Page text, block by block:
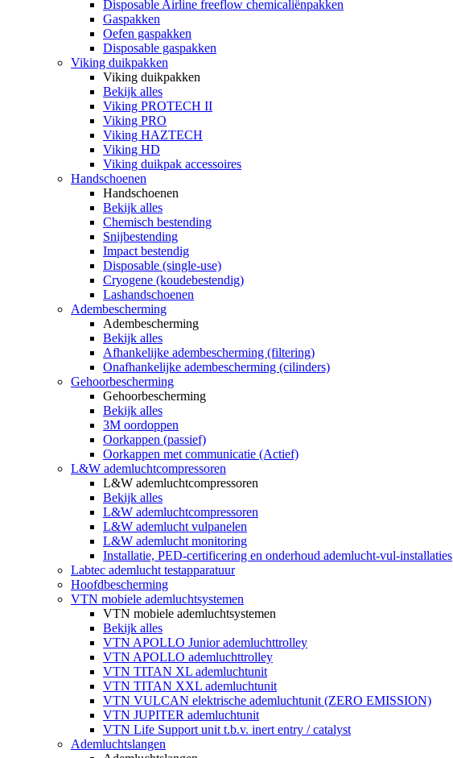
Disposable Airline freeflow chemicaliënpakken
Gaspakken
Oefen gaspakken
Disposable gaspakken
Viking duikpakken
Viking duikpakken
Bekijk alles
Viking PROTECH II
Viking PRO
Viking HAZTECH
Viking HD
Viking duikpak accessoires
Handschoenen
Handschoenen
Bekijk alles
Chemisch bestending
Snijbestending
Impact bestendig
Disposable (single-use)
Cryogene (koudebestendig)
Lashandschoenen
Adembescherming
Adembescherming
Bekijk alles
Afhankelijke adembescherming (filtering)
Onafhankelijke adembescherming (cilinders)
Gehoorbescherming
Gehoorbescherming
Bekijk alles
3M oordoppen
Oorkappen (passief)
Oorkappen met communicatie (Actief)
L&W ademluchtcompressoren
L&W ademluchtcompressoren
Bekijk alles
L&W ademluchtcompressoren
L&W ademlucht vulpanelen
L&W ademlucht monitoring
Installatie, PED-certificering en onderhoud ademlucht-vul-installaties
Labtec ademlucht testapparatuur
Hoofdbescherming
VTN mobiele ademluchtsystemen
VTN mobiele ademluchtsystemen
Bekijk alles
VTN APOLLO Junior ademluchttrolley
VTN APOLLO ademluchttrolley
VTN TITAN XL ademluchtunit
VTN TITAN XXL ademluchtunit
VTN VULCAN elektrische ademluchtunit (ZERO EMISSION)
VTN JUPITER ademluchtunit
VTN Life Support unit t.b.v. inert entry / catalyst
Ademluchtslangen